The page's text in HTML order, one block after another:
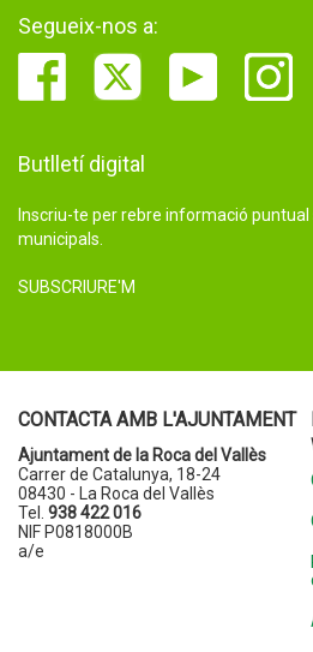
Segueix-nos a:
Butlletí digital
Inscriu-te per rebre informació
municipals.
SUBSCRIURE'M
CONTACTA AMB L'AJUNTAMENT
Ajuntament de la Roca del Vallès
Carrer de Catalunya, 18-24
08430 - La Roca del Vallès
Tel. 938 422 016
NIF P0818000B
a/e